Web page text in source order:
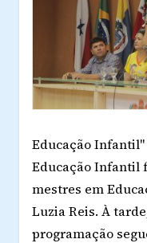
Educação
Educação Infantil
mestres em
Luzia Reis. À
programação